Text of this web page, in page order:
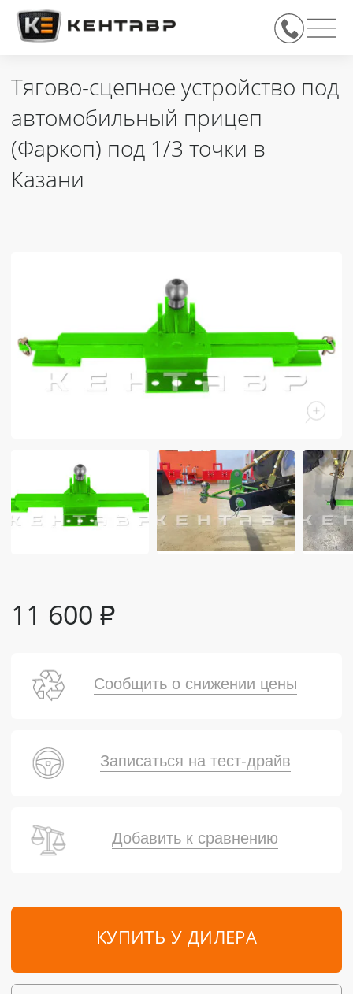
Тягово-сцепное устройство под
автомобильный прицеп
(Фаркоп) под 1/3 точки в
Казани
11 600 ₽
КУПИТЬ У ДИЛЕРА
Добавить к сравнению
Сообщить о снижении цены
Записаться на тест-драйв